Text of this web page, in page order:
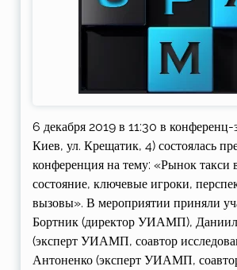
6 декабря 2019 в 11:30 в
Киев, ул. Крещатик, 4) состоялась
конференция на тему: «Рынок такси
состояние, ключевые игроки,
вызовы». В мероприятии приняли
Бортник (директор УИАМП), Даниил
(эксперт УИАМП, соавтор
Антоненко (эксперт УИАМП,